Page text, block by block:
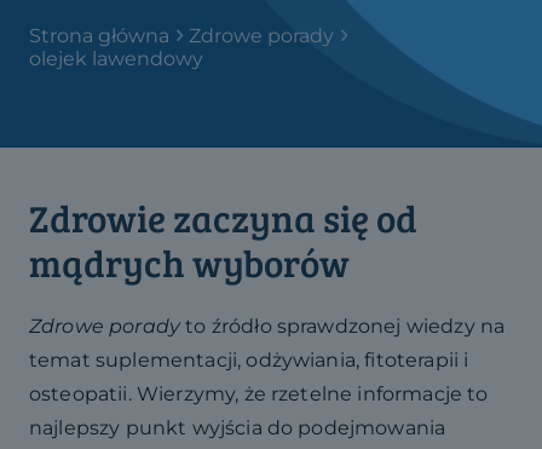
Strona główna
Zdrowe porady
olejek lawendowy
Zdrowie zaczyna się od
mądrych wyborów
Zdrowe porady to źródło sprawdzonej wiedzy na
temat suplementacji, odżywiania, fitoterapii i
osteopatii. Wierzymy, że rzetelne informacje to
najlepszy punkt wyjścia do podejmowania